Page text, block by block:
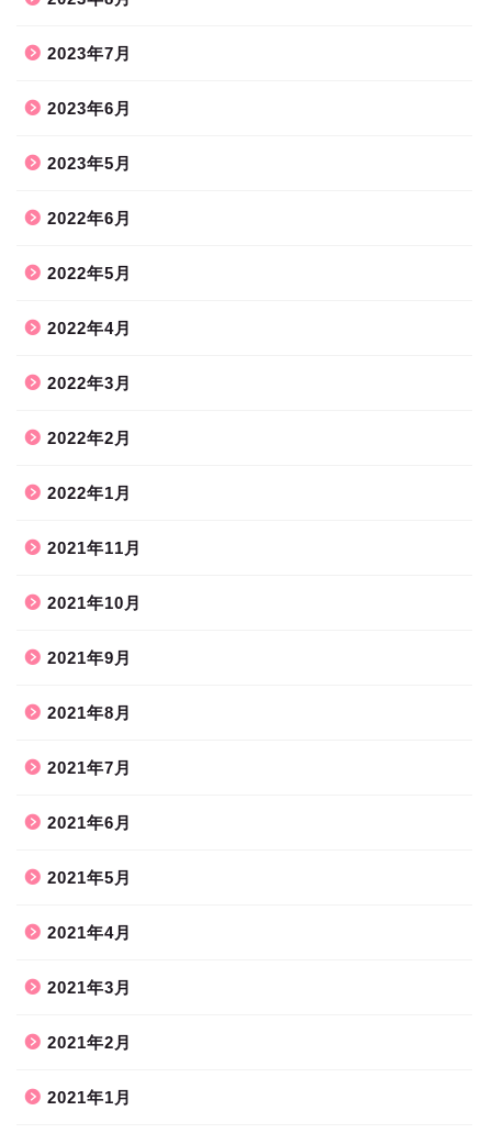
2023年7月
2023年6月
2023年5月
2022年6月
2022年5月
2022年4月
2022年3月
2022年2月
2022年1月
2021年11月
2021年10月
2021年9月
2021年8月
2021年7月
2021年6月
2021年5月
2021年4月
2021年3月
2021年2月
2021年1月